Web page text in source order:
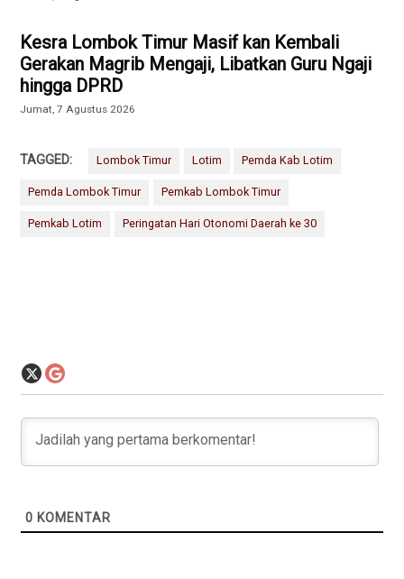
Kesra Lombok Timur Masif kan Kembali
Gerakan Magrib Mengaji, Libatkan Guru Ngaji
hingga DPRD
Jumat, 7 Agustus 2026
TAGGED: Lombok Timur Lotim Pemda Kab Lotim
Pemda Lombok Timur Pemkab Lombok Timur
Pemkab Lotim Peringatan Hari Otonomi Daerah ke 30
0 KOMENTAR